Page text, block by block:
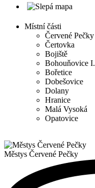
Místní části
Červené Pečky
Čertovka
Bojiště
Bohouňovice I.
Bořetice
Dobešovice
Dolany
Hranice
Malá Vysoká
Opatovice
Městys Červené Pečky